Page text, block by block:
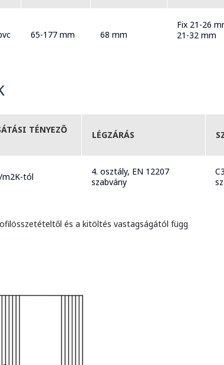
65-177 mm 68 mm
Fix 21-26
21-32 mm
TÉNYEZŐ
LÉGZÁRÁS
m2K-tól
4. osztály, EN 12207
szabvány
és a kitöltés vastagságától függ